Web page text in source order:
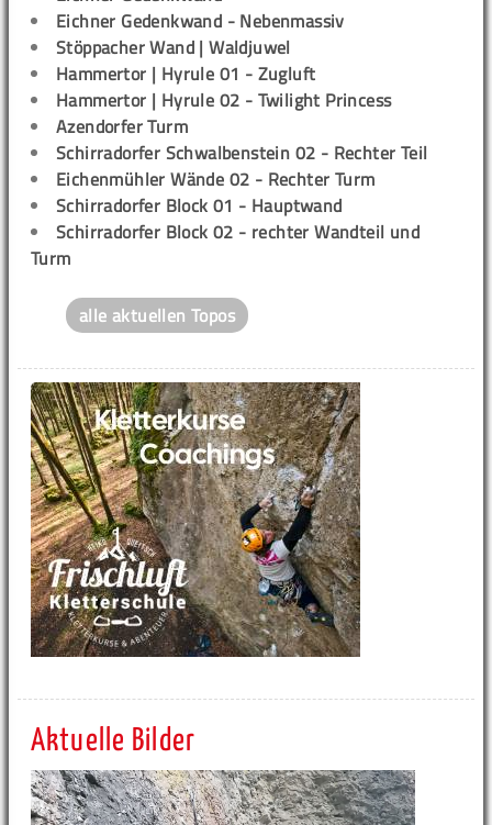
Eichner Gedenkwand - Nebenmassiv
Stöppacher Wand | Waldjuwel
Hammertor | Hyrule 01 - Zugluft
Hammertor | Hyrule 02 - Twilight Princess
Azendorfer Turm
Schirradorfer Schwalbenstein 02 - Rechter Teil
Eichenmühler Wände 02 - Rechter Turm
Schirradorfer Block 01 - Hauptwand
Schirradorfer Block 02 - rechter Wandteil und
Turm
alle aktuellen Topos
Aktuelle Bilder